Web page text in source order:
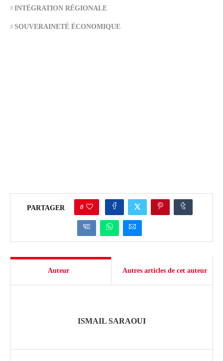
INTÉGRATION RÉGIONALE
SOUVERAINETÉ ÉCONOMIQUE
PARTAGER 0
Auteur Autres articles de cet auteur
ISMAIL SARAOUI